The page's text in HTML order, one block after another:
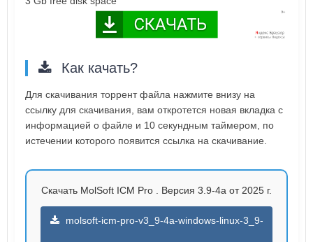
Как качать?
Для скачивания торрент файла нажмите внизу на
ссылку для скачивания, вам откротется новая вкладка с
информацией о файле и 10 секундным таймером, по
истечении которого появится ссылка на скачивание.
Скачать MolSoft ICM Pro . Версия 3.9-4a от 2025 г.
molsoft-icm-pro-v3_9-4a-windows-linux-3_9-